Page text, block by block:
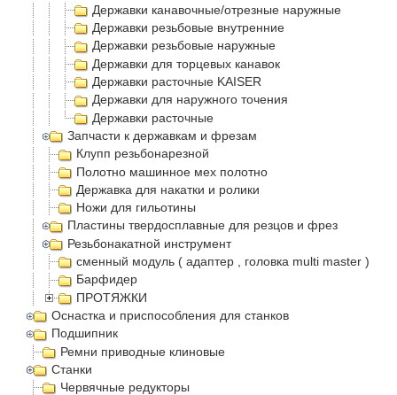
Державки канавочные/отрезные наружные
Державки резьбовые внутренние
Державки резьбовые наружные
Державки для торцевых канавок
Державки расточные KAISER
Державки для наружного точения
Державки расточные
Запчасти к державкам и фрезам
Клупп резьбонарезной
Полотно машинное мех полотно
Державка для накатки и ролики
Ножи для гильотины
Пластины твердосплавные для резцов и фрез
Резьбонакатной инструмент
сменный модуль ( адаптер , головка multi master )
Барфидер
ПРОТЯЖКИ
Оснастка и приспособления для станков
Подшипник
Ремни приводные клиновые
Станки
Червячные редукторы